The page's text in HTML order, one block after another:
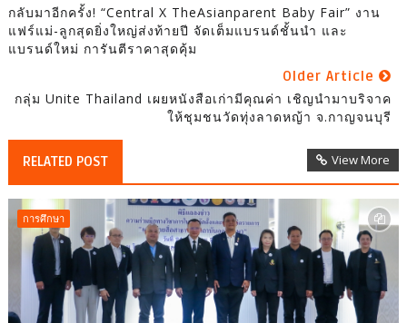
กลับมาอีกครั้ง! “Central X TheAsianparent Baby Fair” งาน
แฟร์แม่-ลูกสุดยิ่งใหญ่ส่งท้ายปี จัดเต็มแบรนด์ชั้นนำ และ
แบรนด์ใหม่ การันตีราคาสุดคุ้ม
Older Article
กลุ่ม Unite Thailand เผยหนังสือเก่ามีคุณค่า เชิญนำมาบริจาค
ให้ชุมชนวัดทุ่งลาดหญ้า จ.กาญจนบุรี
RELATED POST View More
การศึกษา